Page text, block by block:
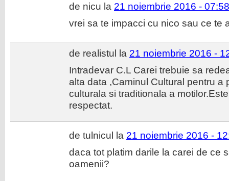
de nicu la 21 noiembrie 2016 - 07:58
vrei sa te impacci cu nico sau ce te
de realistul la 21 noiembrie 2016 -
Intradevar C.L Carei trebuie sa
alta data ,Caminul Cultural pentru a
culturala si traditionala a
respectat.
de tulnicul la 21 noiembrie 2016 -
daca tot platim darile la carei de ce
oamenii?